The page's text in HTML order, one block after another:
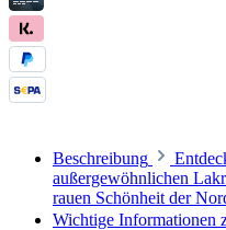
Beschreibung
außergewöhnlichen
rauen Schönheit der
Wichtige Informationen